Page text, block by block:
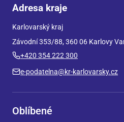
Adresa kraje
Karlovarský kraj
Závodní 353/88, 360 06 Karlovy
+420 354 222 300
e-podatelna@kr-karlovarsky.cz
Oblíbené